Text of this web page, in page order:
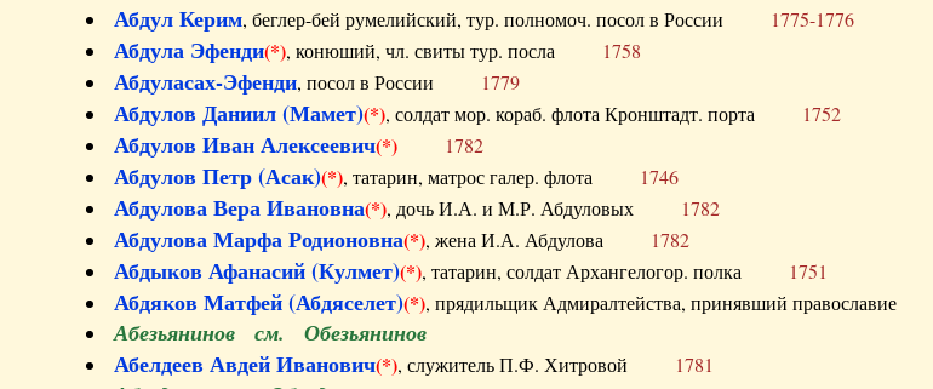
Абдул Керим, беглер-бей румелийский, тур. полномоч. посол в России 1775-1776
Абдула Эфенди(*), конюший, чл. свиты тур. посла 1758
Абдуласах-Эфенди, посол в России 1779
Абдулов Даниил (Мамет)(*), солдат мор. кораб. флота Кронштадт. порта 1752
Абдулов Иван Алексеевич(*) 1782
Абдулов Петр (Асак)(*), татарин, матрос галер. флота 1746
Абдулова Вера Ивановна(*), дочь И.А. и М.Р. Абдуловых 1782
Абдулова Марфа Родионовна(*), жена И.А. Абдулова 1782
Абдыков Афанасий (Кулмет)(*), татарин, солдат Архангелогор. полка 1751
Абдяков Матфей (Абдяселет)(*), прядильщик Адмиралтейства, принявший православие
Абезьянинов см. Обезьянинов
Абелдеев Авдей Иванович(*), служитель П.Ф. Хитровой 1781